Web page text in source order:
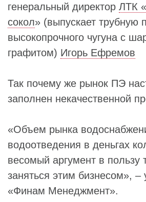
генеральный директор ЛТК
сокол» (выпускает трубную
высокопрочного чугуна с
графитом) Игорь Ефремов
Так почему же рынок ПЭ
заполнен некачественной
«Объем рынка
водоотведения в деньгах
весомый аргумент в пользу
заняться этим бизнесом»,
«Финам Менеджмент».